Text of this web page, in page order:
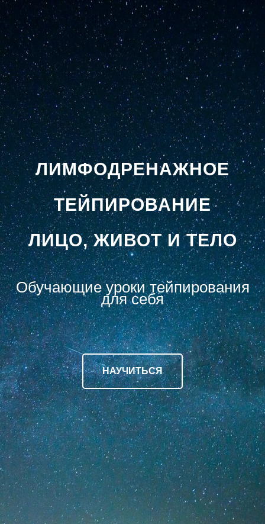
ЛИМФОДРЕНАЖНОЕ
ТЕЙПИРОВАНИЕ
ЛИЦО, ЖИВОТ И ТЕЛО
Обучающие уроки тейпирования
для себя
НАУЧИТЬСЯ